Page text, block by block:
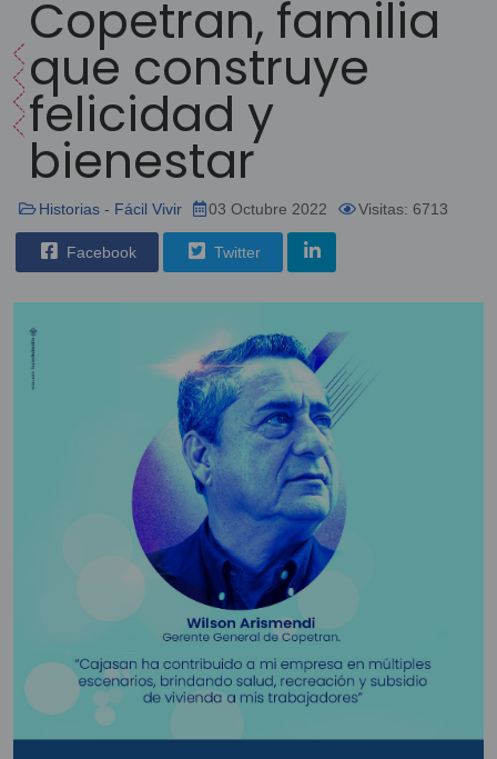
Copetran, familia
que construye
felicidad y
bienestar
Historias - Fácil Vivir 03 Octubre 2022 Visitas: 6713
Facebook Twitter